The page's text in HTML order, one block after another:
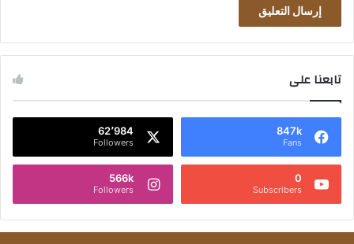
تابعنا على
847k
Fans
62٬984
Followers
0
Subscribers
566k
Followers